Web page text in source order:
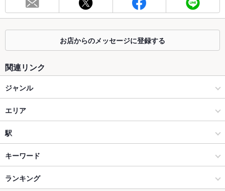
最大宴会収
80人(立食の場合120人)
座敷
掘りごたつ
カウンター
貸切 貸切可
設備
お店からのメッセージに登録する
関連リンク
ジャンル
ダイニングバー・バル
スペインバル・イタリアンバール
千葉・稲毛 × ダイニングバー・バル
千葉・稲毛 × スペインバル・イタリアンバール
エリア
千葉駅
千葉駅 × ダイニングバー・バル
千葉駅 × スペインバル・イタリアンバール
駅
千葉駅
東千葉駅
キーワード
ローストビーフ
ランキング